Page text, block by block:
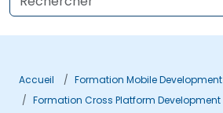
Accueil
Formation Mobile Development
Formation Cross Platform Development